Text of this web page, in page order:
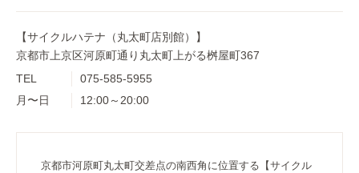
【サイクルハテナ（丸太町店別館）】
京都市上京区河原町通り丸太町上がる桝屋町367
TEL
075-585-5955
月〜日
12:00～20:00
京都市河原町丸太町交差点の南西角に位置する【サイクル